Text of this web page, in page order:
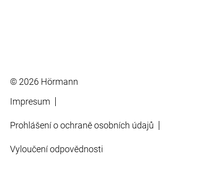
© 2026 Hörmann
Impresum
Prohlášení o ochraně osobních údajů
Vyloučení odpovědnosti